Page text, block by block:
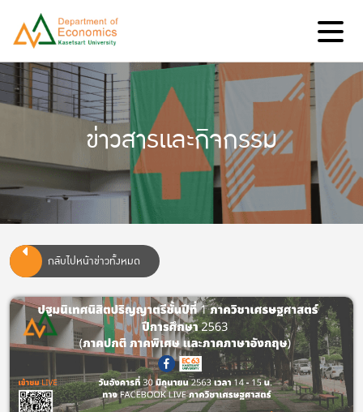
ข่าวสารและกิจกรรม
กลับไปหน้าข่าวทั้งหมด